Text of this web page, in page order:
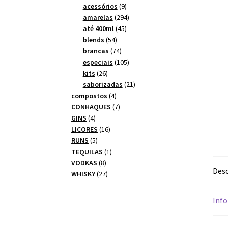
produtos
acessórios 99
produtos
amarelas 294294
até 400ml 4545
blends 5454
produtos
brancas 7474
produtos
especiais 105105
kits 2626
produtos
saborizadas 2121
compostos 44
produtos
CONHAQUES 77
GINS 44
produtos
LICORES 1616
RUNS 55
produtos
TEQUILAS 11
VODKAS 88
produtos
WHISKY 2727